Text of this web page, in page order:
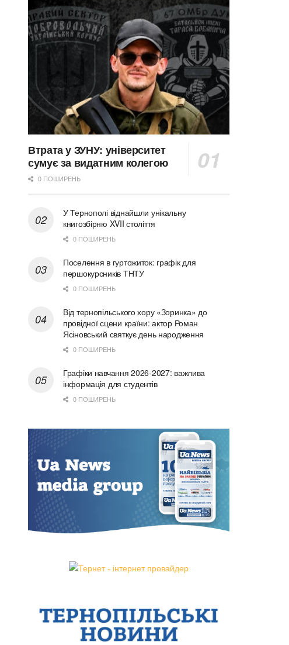
Втрата у ЗУНУ: університет
сумує за видатним колегою
0 ПОШИРЕНЬ
У Тернополі віднайшли унікальну
книгозбірню XVII століття
0 ПОШИРЕНЬ
Поселення в гуртожиток: графік для
першокурсників ТНТУ
0 ПОШИРЕНЬ
Від тернопільського хору «Зоринка» до
провідної сцени країни: актор Роман
Ясіновський святкує день народження
0 ПОШИРЕНЬ
Графіки навчання 2026-2027: важлива
інформація для студентів
0 ПОШИРЕНЬ